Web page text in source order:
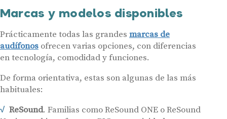
Marcas y modelos disponibles
Prácticamente todas las grandes marcas de
audífonos ofrecen varias opciones, con diferencias
en tecnología, comodidad y funciones.
De forma orientativa, estas son algunas de las más
habituales:
ReSound. Familias como ReSound ONE o ReSound